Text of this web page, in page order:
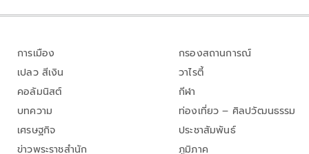
การเมือง
เปลว สีเงิน
คอลัมนิสต์
บทความ
เศรษฐกิจ
ข่าวพระราชสำนัก
กรองสถานการณ์
วาไรตี้
กีฬา
ท่องเที่ยว – ศิลปวัฒนธรรม
ประชาสัมพันธ์
ภูมิภาค